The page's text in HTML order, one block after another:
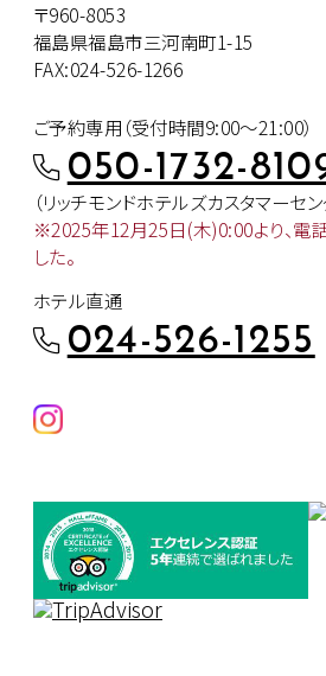
〒960-8053
福島県福島市三河南町1-15
FAX:024-526-1266
ご予約専用（受付時間9:00～21:00）
050-1732-
（リッチモンドホテルズカスタマーセ
※2025年12月25日(木)0:00より、電
した。
ホテル直通
024-526-1255